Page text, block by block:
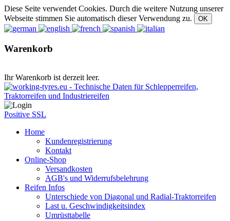
Diese Seite verwendet Cookies. Durch die weitere Nutzung unserer
Webseite stimmen Sie automatisch dieser Verwendung zu.
Warenkorb
Ihr Warenkorb ist derzeit leer.
Positive SSL
Home
Kundenregistrierung
Kontakt
Online-Shop
Versandkosten
AGB's und Widerrufsbelehrung
Reifen Infos
Unterschiede von Diagonal und Radial-Traktorreifen
Last u. Geschwindigkeitsindex
Umrüsttabelle